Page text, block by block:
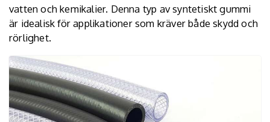
vatten och kemikalier. Denna typ av syntetiskt gummi
är idealisk för applikationer som kräver både skydd och
rörlighet.